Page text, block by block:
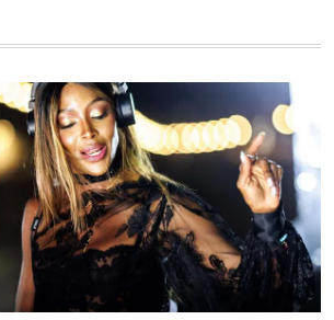
პროკურორი ნია იმნაძეზე